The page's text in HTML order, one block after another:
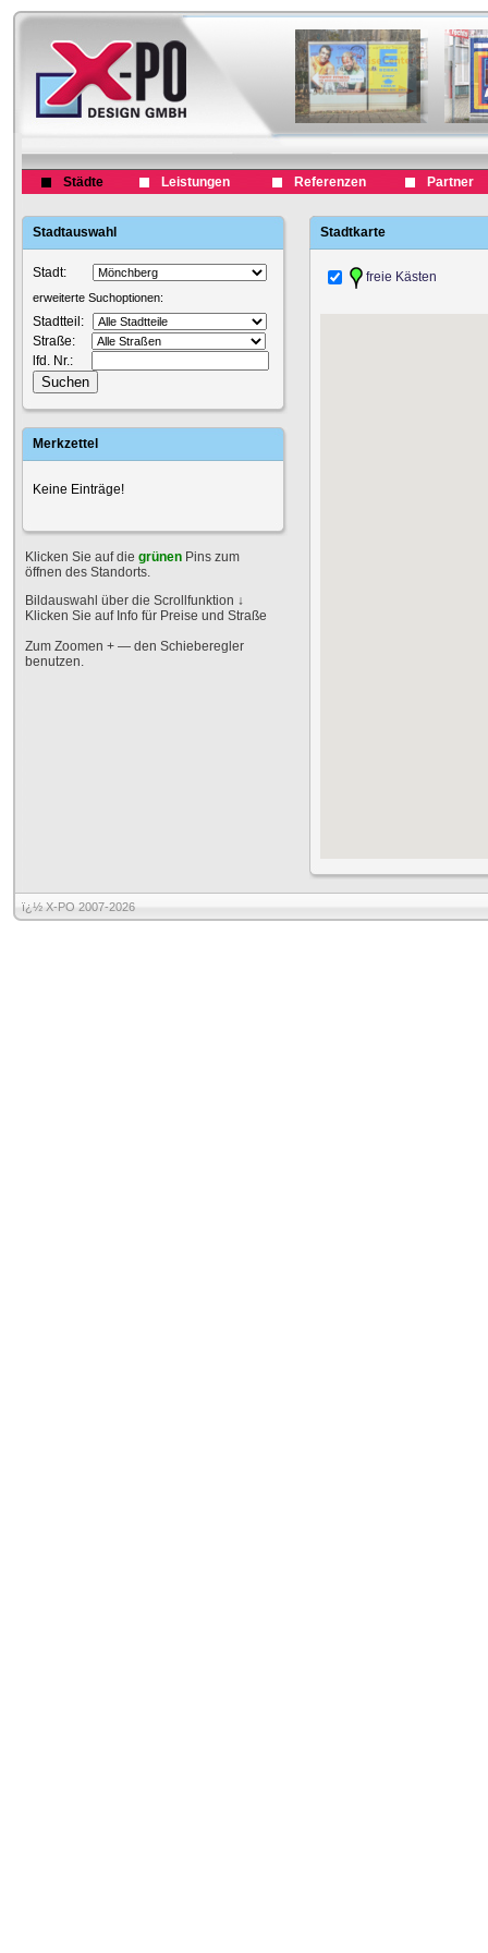
Städte Leistungen Referenzen Partner
Stadtauswahl
Stadt:
erweiterte Suchoptionen:
Stadtteil:
Straße:
lfd. Nr.:
Merkzettel
Keine Einträge!
Klicken Sie auf die grünen Pins zum
öffnen des Standorts.
Bildauswahl über die Scrollfunktion ↓
Klicken Sie auf Info für Preise und Straße
Zum Zoomen + — den Schieberegler
benutzen.
Stadtkarte
freie Kästen
ï¿½ X-PO 2007-2026